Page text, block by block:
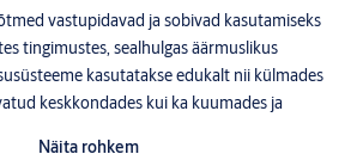
vastupidavad ja sobivad kasutamiseks
tingimustes, sealhulgas äärmuslikus
kasutatakse edukalt nii külmades
keskkondades kui ka kuumades ja
Näita rohkem